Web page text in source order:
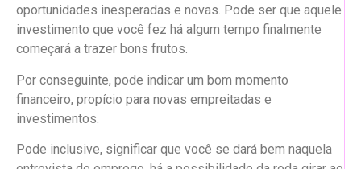
oportunidades inesperadas e novas. Pode ser que aquele
investimento que você fez há algum tempo finalmente
começará a trazer bons frutos.
Por conseguinte, pode indicar um bom momento
financeiro, propício para novas empreitadas e
investimentos.
Pode inclusive, significar que você se dará bem naquela